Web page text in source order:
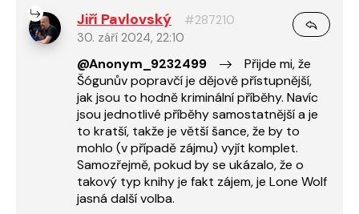
Jiří Pavlovský
#287210
30. září 2024, 22:10
@Anonym_9232499
Přijde mi, že
Šógunův popravčí je dějově přístupnější,
jak jsou to hodně kriminální příběhy. Navíc
jsou jednotlivé příběhy samostatnější a je
to kratší, takže je větší šance, že by to
mohlo (v případě zájmu) vyjít komplet.
Samozřejmě, pokud by se ukázalo, že o
takový typ knihy je fakt zájem, je Lone Wolf
jasná další volba.